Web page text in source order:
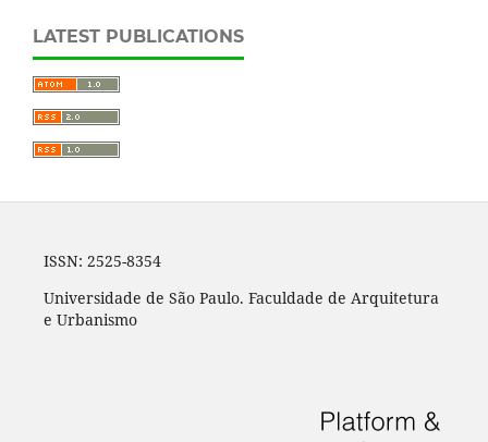
LATEST PUBLICATIONS
ISSN: 2525-8354
Universidade de São Paulo. Faculdade de Arquitetura
e Urbanismo